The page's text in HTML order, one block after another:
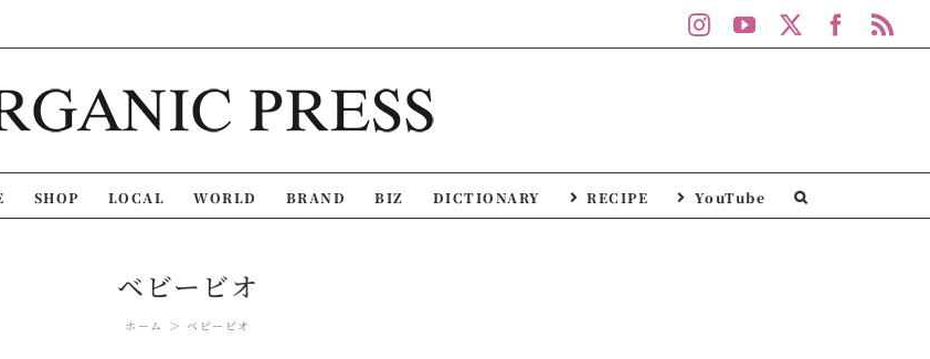
InstagramYouTube
SHOP LOCAL WORLD BRAND BIZ DICTIONARY RECIPE YouTube
ベビービオ
ホーム ベビービオ